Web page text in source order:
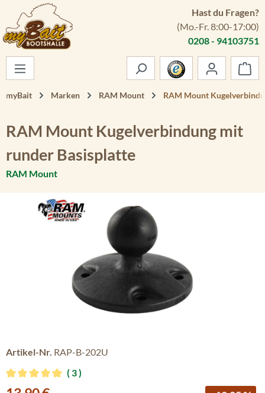
Zum Hauptinhalt springen
Hast du Fragen?
(Mo.-Fr. 8:00-17:00)
0208 - 94103751
myBait Marken RAM Mount RAM Mount
RAM Mount Kugelverbindung mit
runder Basisplatte
RAM Mount
Bildergalerie überspringen
Artikel-Nr. RAP-B-202U
Durchschnittliche Bewertung von 5 von 5 Sternen
3
Verkaufspreis: